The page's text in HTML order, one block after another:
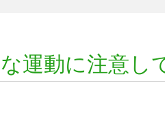
運動に注意し